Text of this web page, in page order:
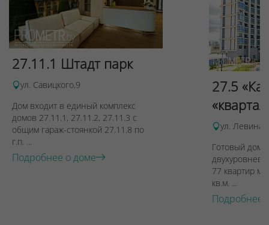
27.11.1 Штадт парк
ул. Савицкого,9
Дом входит в единый комплекс
домов 27.11.1, 27.11.2, 27.11.3 с
общим гараж-стоянкой 27.11.8 по
г.п. ...
Подробнее о доме
27.5
ул. Левина,
Готовый дом
77 квартир
кв.м. ...
Подробнее